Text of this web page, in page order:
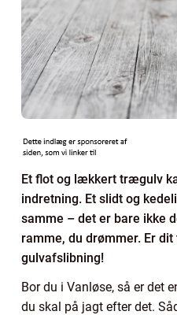
Et flot og lækkert trægulv
indretning. Et slidt og
samme – det er bare ikke
ramme, du drømmer. Er
gulvafslibning!
Bor du i Vanløse, så er det
du skal på jagt efter det.